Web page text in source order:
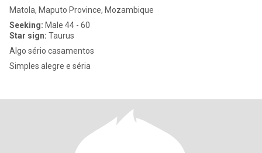
Matola, Maputo Province, Mozambique
Seeking: Male 44 - 60
Star sign: Taurus
Algo sério casamentos
Simples alegre e séria